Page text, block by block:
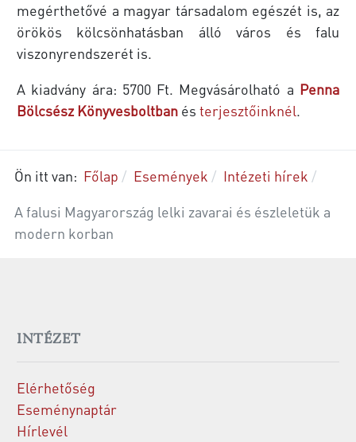
megérthetővé a magyar társadalom egészét is, az
örökös kölcsönhatásban álló vá­ros és falu
viszonyrendszerét is.
A kiadvány ára: 5700 Ft. Megvásárolható a Penna
Bölcsész Könyvesboltban és terjesztőinknél.
Ön itt van: Főlap Események
Intézeti hírek
A falusi Magyarország lelki zavarai és észleletük a
modern korban
INTÉZET
Elérhetőség
Eseménynaptár
Hírlevél